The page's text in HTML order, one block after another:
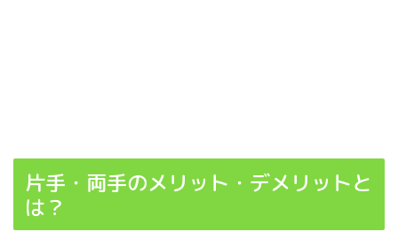
片手・両手のメリット・デメリットと
は？